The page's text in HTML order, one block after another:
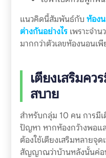
แนวคิดนี้สัมพันธ์กับ ห้อง
ต่างกันอย่างไรเพราะจำน
มากกว่าตัวเลขห้องนอนเพี
เตียงเสริมคว
สบาย
สำหรับกลุ่ม 10 คน การมีเ
ปัญหา หากห้องกว้างพอแ
ต้องใช้เตียงเสริมหลายจุ
สัญญาณว่าบ้านหลังนั้นค่อ